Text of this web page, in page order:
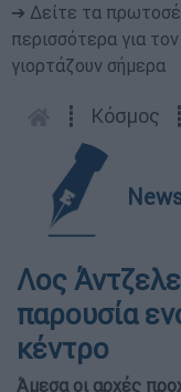
➔ Δείτε τα
περισσότερα για
γιορτάζουν σήμερα
┋ Κόσμος
Λος
παρουσία
κέντρο
Άμεσα οι αρχές